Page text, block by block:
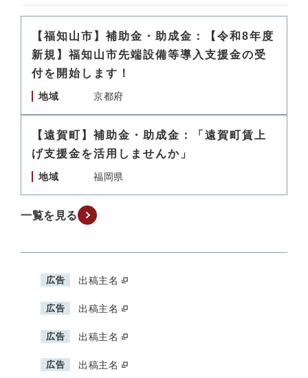
【福知山市】補助金・助成金：【令和8年度
新規】福知山市先端設備等導入支援金の受
付を開始します！
地域 京都府
【遠賀町】補助金・助成金：「遠賀町賃上
げ支援金を活用しませんか」
地域 福岡県
一覧を見る
広告 出稿主名
広告 出稿主名
広告 出稿主名
広告 出稿主名